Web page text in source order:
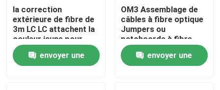
Aperçu
Produits
Vidéos
la correction
extérieure de fibre de
3m LC LC attachent la
couleur jaune pour
l'HOMME de LAN de
CATV envoyer une
OM3 Assemblage de
câbles à fibre optique
Jumpers ou
patchcords à fibre
optique 5,0 mm
envoyer une